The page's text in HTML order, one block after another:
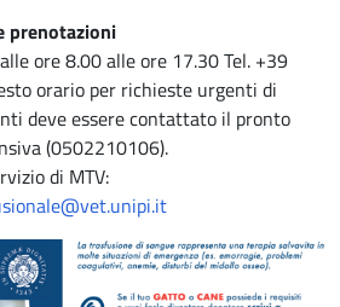
prenotazioni
ore 8.00 alle ore 17.30 Tel. +39
orario per richieste urgenti di
deve essere contattato il pronto
(0502210106).
di MTV: